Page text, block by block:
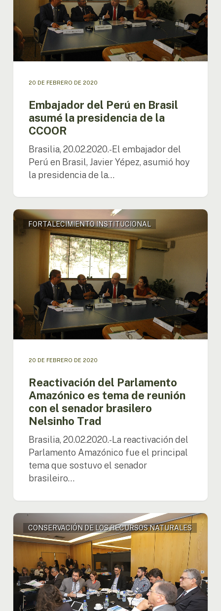
presidencia
de
la
CCOOR
20 DE FEBRERO DE 2020
Embajador del Perú en Brasil
asumé la presidencia de la
CCOOR
Brasilia, 20.02.2020.-El embajador del
Perú en Brasil, Javier Yépez, asumió hoy
la presidencia de la…
Reactivación
Parlamento
Amazónico
reunión
con
el
senador
brasilero
FORTALECIMIENTO INSTITUCIONAL
20 DE FEBRERO DE 2020
Reactivación del Parlamento
Amazónico es tema de reunión
con el senador brasilero
Nelsinho Trad
Brasilia, 20.02.2020.-La reactivación del
Parlamento Amazónico fue el principal
tema que sostuvo el senador
brasileiro…
Brasilia
sede
taller
de
pre
lanzamiento
del
CONSERVACIÓN DE LOS RECURSOS NATURALES